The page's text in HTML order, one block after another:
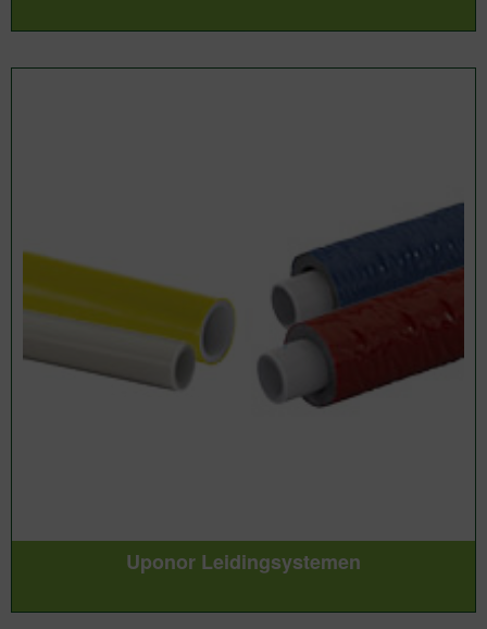
Uponor Leidingsystemen